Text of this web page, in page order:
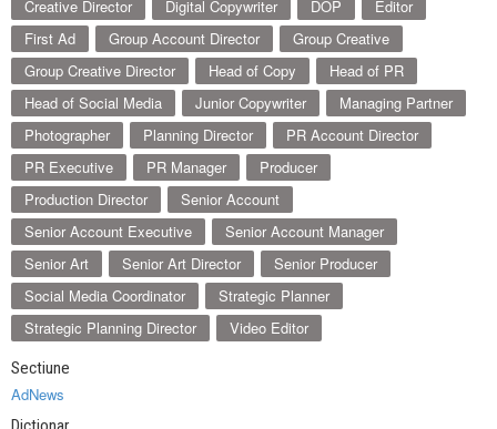
Creative Director
Digital Copywriter DOP
Editor
First Ad
Group Account Director
Group Creative
Group Creative Director
Head of Copy
Head of PR
Head of Social Media
Junior Copywriter
Managing Partner
Photographer
Planning Director
PR Account Director
PR Executive
PR Manager
Producer
Production Director
Senior Account
Senior Account Executive
Senior Account Manager
Senior Art
Senior Art Director
Senior Producer
Social Media Coordinator
Strategic Planner
Strategic Planning Director
Video Editor
Sectiune
AdNews